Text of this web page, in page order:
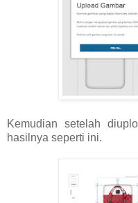
Kemudian setelah
hasilnya seperti ini.